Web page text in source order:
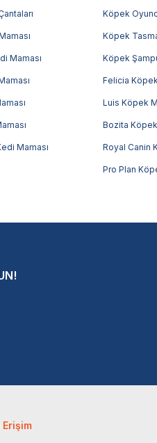
Maması
Maması
Köpek
Köpek
Köpek
Felicia
Luis Köpek
Bozita
Royal Canin
Pro Plan
Erişim